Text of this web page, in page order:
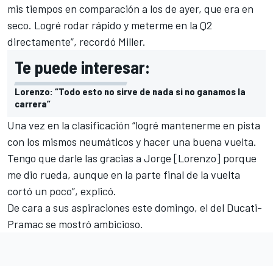
mis tiempos en comparación a los de ayer, que era en
seco. Logré rodar rápido y meterme en la Q2
directamente”, recordó Miller.
Te puede interesar:
Lorenzo: “Todo esto no sirve de nada si no ganamos la
carrera”
Una vez en la clasificación “logré mantenerme en pista
con los mismos neumáticos y hacer una buena vuelta.
Tengo que darle las gracias a Jorge [Lorenzo] porque
me dio rueda, aunque en la parte final de la vuelta
cortó un poco”, explicó.
De cara a sus aspiraciones este domingo, el del Ducati-
Pramac se mostró ambicioso.